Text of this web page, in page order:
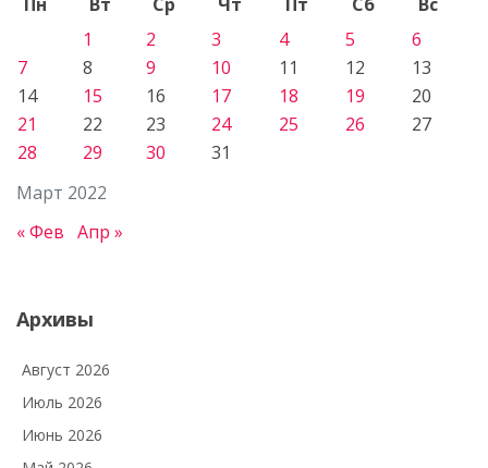
Март 2022
1
2 3 4 5
6
7
8 9 10 11 12
13
14
15 16 17 18 19
20
21
22 23 24 25 26
27
28
29 30 31
« Фев Апр »
Архивы
Август 2026
Июль 2026
Июнь 2026